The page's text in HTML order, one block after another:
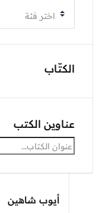
أيوب شاهين
اختر فئة
الكتّاب
عناوين الكتب